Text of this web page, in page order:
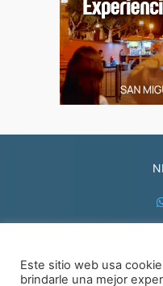
Este sitio web usa
brindarle una mejor